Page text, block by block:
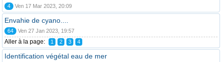
4 Ven 17 Mar 2023, 20:09
Envahie de cyano....
64 Ven 27 Jan 2023, 19:57
Aller à la page: 1 2 3 4
Identification végétal eau de mer